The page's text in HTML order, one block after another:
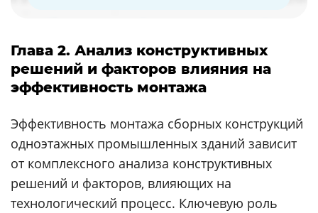
Глава 2. Анализ конструктивных
решений и факторов влияния на
эффективность монтажа
Эффективность монтажа сборных конструкций
одноэтажных промышленных зданий зависит
от комплексного анализа конструктивных
решений и факторов, влияющих на
технологический процесс. Ключевую роль